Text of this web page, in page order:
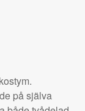
på själva